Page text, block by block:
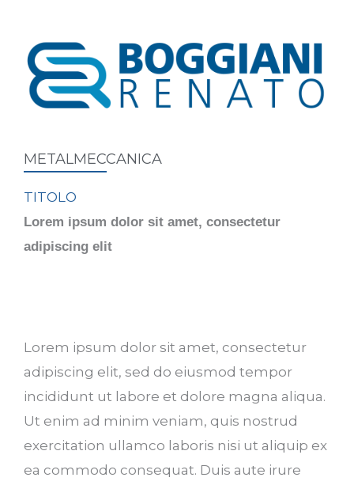
METALMECCANICA
TITOLO
Lorem ipsum dolor sit amet, consectetur
adipiscing elit
Lorem ipsum dolor sit amet, consectetur
adipiscing elit, sed do eiusmod tempor
incididunt ut labore et dolore magna aliqua.
Ut enim ad minim veniam, quis nostrud
exercitation ullamco laboris nisi ut aliquip ex
ea commodo consequat. Duis aute irure